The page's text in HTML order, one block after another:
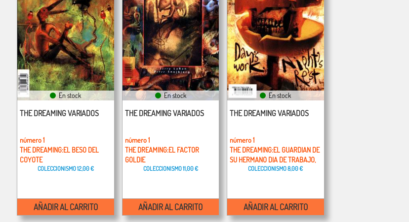
En stock
THE DREAMING VARIADOS
número 1
THE DREAMING:EL BESO DEL
COYOTE
COLECCIONISMO12,00 €
AÑADIR AL CARRITO
En stock
THE DREAMING VARIADOS
número 1
THE DREAMING:EL FACTOR
GOLDIE
COLECCIONISMO11,00 €
AÑADIR AL CARRITO
En stock
THE DREAMING VARIADOS
número 1
THE DREAMING:EL GUARDIAN DE
SU HERMANO DIA DE TRABAJO,
NOCHE DE REPOSO
COLECCIONISMO8,00 €
AÑADIR AL CARRITO